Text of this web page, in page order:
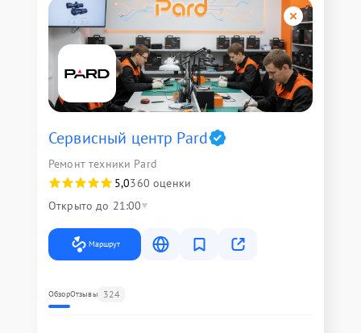
Сервисный центр Pard
Ремонт техники Pard
5,0360 оценки
Открыто до 21:00
Маршрут
ОбзорОтзывы 324